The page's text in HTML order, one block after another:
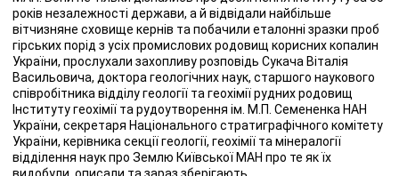
років незалежності держави, а й відвідали найбільше
вітчизняне сховище кернів та побачили еталонні зразки проб
гірських порід з усіх промислових родовищ корисних копалин
України, прослухали захопливу розповідь Сукача Віталія
Васильовича, доктора геологічних наук, старшого наукового
співробітника відділу геології та геохімії рудних родовищ
Інституту геохімії та рудоутворення ім. М.П. Семененка НАН
України, секретаря Національного стратиграфічного комітету
України, керівника секції геології, геохімії та мінералогії
відділення наук про Землю Київської МАН про те як їх
видобули, описали та зараз зберігають.